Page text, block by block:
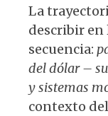
La
describir
secuencia:
del dólar –
y sistemas
contexto